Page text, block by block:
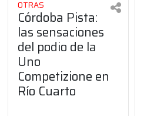
OTRAS
Córdoba Pista:
las sensaciones
del podio de la
Uno
Competizione en
Río Cuarto